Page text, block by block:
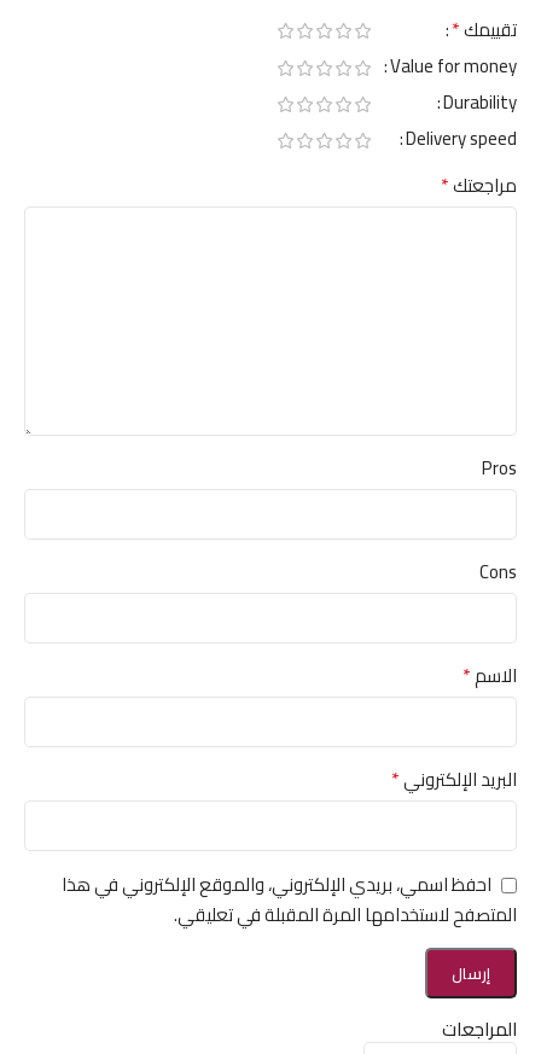
المراجعات
تقييمك*
Value for money
Durability
Delivery speed
مراجعتك*
Pros
Cons
الاسم*
البريد الإلكتروني*
احفظ اسمي، بريدي الإلكتروني، والموقع الإلكتروني في هذا
المتصفح لاستخدامها المرة المقبلة في تعليقي.